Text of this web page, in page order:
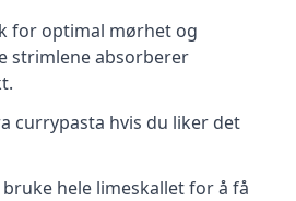
for optimal mørhet og
strimlene absorberer
currypasta hvis du liker det
hele limeskallet for å få